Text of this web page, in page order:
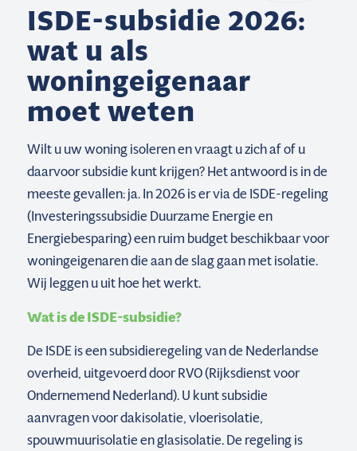
ISDE-subsidie 2026:
wat u als
woningeigenaar
moet weten
Wilt u uw woning isoleren en vraagt u zich af of u
daarvoor subsidie kunt krijgen? Het antwoord is in de
meeste gevallen: ja. In 2026 is er via de ISDE-regeling
(Investeringssubsidie Duurzame Energie en
Energiebesparing) een ruim budget beschikbaar voor
woningeigenaren die aan de slag gaan met isolatie.
Wij leggen u uit hoe het werkt.
Wat is de ISDE-subsidie?
De ISDE is een subsidieregeling van de Nederlandse
overheid, uitgevoerd door RVO (Rijksdienst voor
Ondernemend Nederland). U kunt subsidie
aanvragen voor dakisolatie, vloerisolatie,
spouwmuurisolatie en glasisolatie. De regeling is